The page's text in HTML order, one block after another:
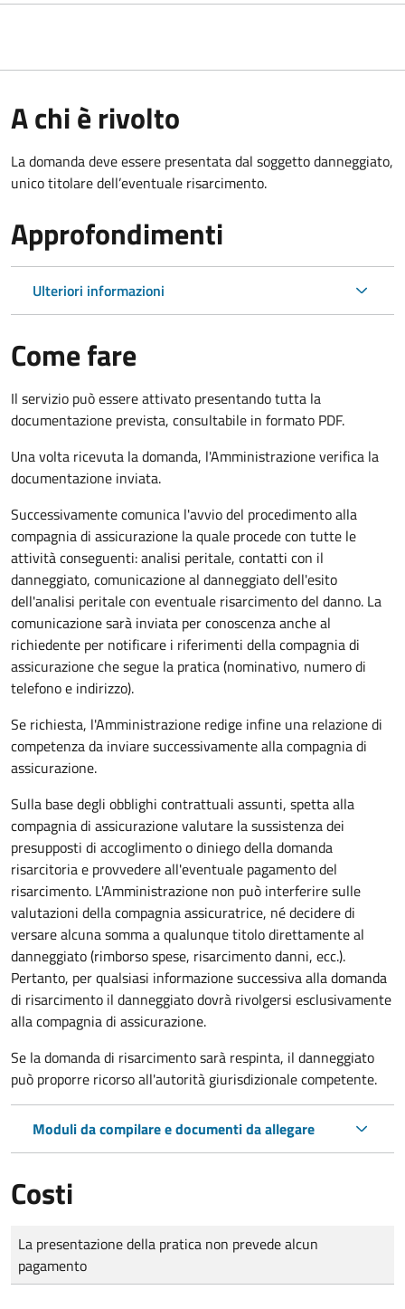
A chi è rivolto
La domanda deve essere presentata dal soggetto danneggiato,
unico titolare dell’eventuale risarcimento.
Approfondimenti
Ulteriori informazioni
Come fare
Il servizio può essere attivato presentando tutta la
documentazione prevista, consultabile in formato PDF.
Una volta ricevuta la domanda, l'Amministrazione verifica la
documentazione inviata.
Successivamente comunica l'avvio del procedimento alla
compagnia di assicurazione la quale procede con tutte le
attività conseguenti: analisi peritale, contatti con il
danneggiato, comunicazione al danneggiato dell'esito
dell'analisi peritale con eventuale risarcimento del danno. La
comunicazione sarà inviata per conoscenza anche al
richiedente per notificare i riferimenti della compagnia di
assicurazione che segue la pratica (nominativo, numero di
telefono e indirizzo).
Se richiesta, l'Amministrazione redige infine una relazione di
competenza da inviare successivamente alla compagnia di
assicurazione.
Sulla base degli obblighi contrattuali assunti, spetta alla
compagnia di assicurazione valutare la sussistenza dei
presupposti di accoglimento o diniego della domanda
risarcitoria e provvedere all'eventuale pagamento del
risarcimento. L'Amministrazione non può interferire sulle
valutazioni della compagnia assicuratrice, né decidere di
versare alcuna somma a qualunque titolo direttamente al
danneggiato (rimborso spese, risarcimento danni, ecc.).
Pertanto, per qualsiasi informazione successiva alla domanda
di risarcimento il danneggiato dovrà rivolgersi esclusivamente
alla compagnia di assicurazione.
Se la domanda di risarcimento sarà respinta, il danneggiato
può proporre ricorso all'autorità giurisdizionale competente.
Moduli da compilare e documenti da allegare
Costi
Tipo di pagamento
Importo
La presentazione della pratica non prevede alcun
pagamento